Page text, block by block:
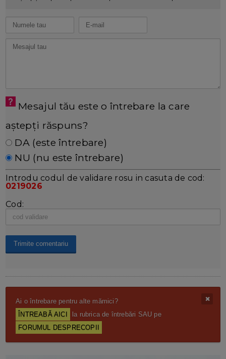
Mesajul tău este o întrebare la care
aștepți răspuns?
DA (este întrebare)
NU (nu este întrebare)
Introdu codul de validare rosu in casuta de cod:
0219026
Cod:
Ai o întrebare pentru alte mămici?
ÎNTREABĂ AICI
la rubrica de întrebări SAU pe
FORUMUL DESPRECOPII